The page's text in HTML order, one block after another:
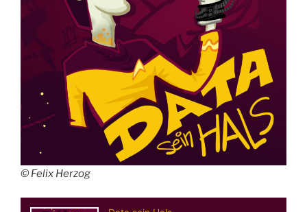
© Felix Herzog